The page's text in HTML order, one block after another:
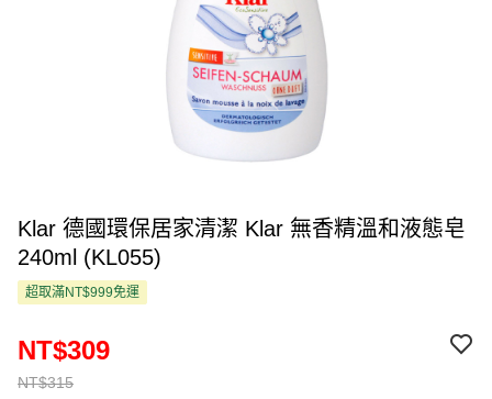
Klar 德國環保居家清潔 Klar 無香精溫和液態皂
240ml (KL055)
超取滿NT$999免運
NT$315
NT$309